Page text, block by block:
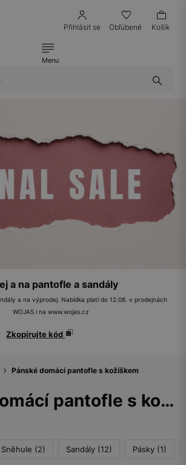
Přihlásit se Obľúbené Košík
Menu
a na pantofle a sandály
a na výprodej. Nabídka platí do 12.08. v prodejnách
WOJAS i na www.wojas.cz
Zkopírujte kód
Pánské domácí pantofle s kožíškem
Pánské domácí pantofle s kožíškem
Sněhule (2) Sandály (12) Pásky (1)